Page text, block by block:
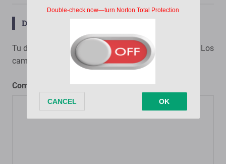
DEJA UNA RESPUESTA
Tu dirección de correo electrónico no será publicada.
Los
campos obligatorios están marcados con
Comentario